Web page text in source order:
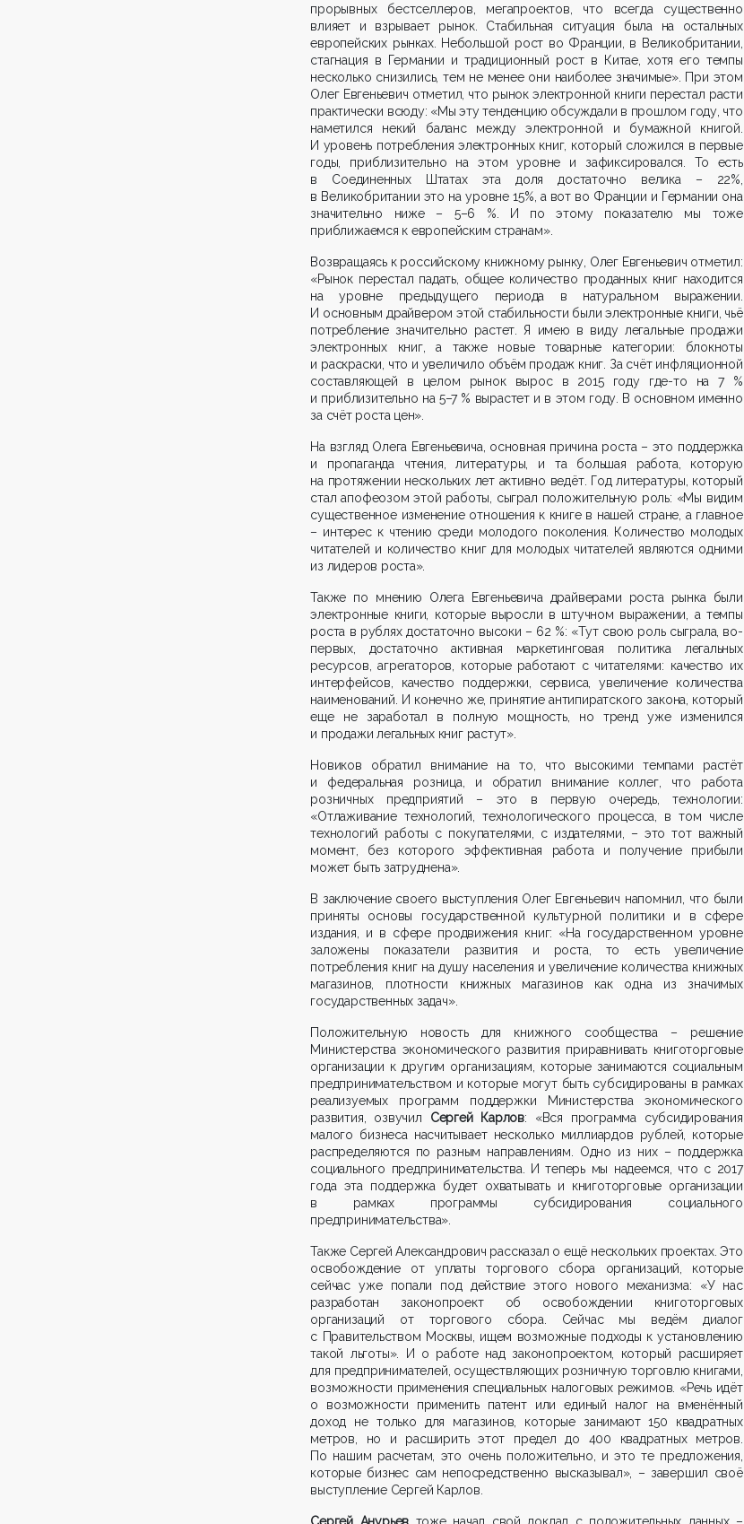
прорывных бестселлеров, мегапроектов, что всегда существенно
влияет и взрывает рынок. Стабильная ситуация была на остальных
европейских рынках. Небольшой рост во Франции, в Великобритании,
стагнация в Германии и традиционный рост в Китае, хотя его темпы
несколько снизились, тем не менее они наиболее значимые». При этом
Олег Евгеньевич отметил, что рынок электронной книги перестал расти
практически всюду: «Мы эту тенденцию обсуждали в прошлом году, что
наметился некий баланс между электронной и бумажной книгой.
И уровень потребления электронных книг, который сложился в первые
годы, приблизительно на этом уровне и зафиксировался. То есть
в Соединенных Штатах эта доля достаточно велика – 22%,
в Великобритании это на уровне 15%, а вот во Франции и Германии она
значительно ниже – 5–6 %. И по этому показателю мы тоже
приближаемся к европейским странам».
Возвращаясь к российскому книжному рынку, Олег Евгеньевич отметил:
«Рынок перестал падать, общее количество проданных книг находится
на уровне предыдущего периода в натуральном выражении.
И основным драйвером этой стабильности были электронные книги, чьё
потребление значительно растет. Я имею в виду легальные продажи
электронных книг, а также новые товарные категории: блокноты
и раскраски, что и увеличило объём продаж книг. За счёт инфляционной
составляющей в целом рынок вырос в 2015 году где-то на 7 %
и приблизительно на 5–7 % вырастет и в этом году. В основном именно
за счёт роста цен».
На взгляд Олега Евгеньевича, основная причина роста – это поддержка
и пропаганда чтения, литературы, и та большая работа, которую
на протяжении нескольких лет активно ведёт. Год литературы, который
стал апофеозом этой работы, сыграл положительную роль: «Мы видим
существенное изменение отношения к книге в нашей стране, а главное
– интерес к чтению среди молодого поколения. Количество молодых
читателей и количество книг для молодых читателей являются одними
из лидеров роста».
Также по мнению Олега Евгеньевича драйверами роста рынка были
электронные книги, которые выросли в штучном выражении, а темпы
роста в рублях достаточно высоки – 62 %: «Тут свою роль сыграла, во-
первых, достаточно активная маркетинговая политика легальных
ресурсов, агрегаторов, которые работают с читателями: качество их
интерфейсов, качество поддержки, сервиса, увеличение количества
наименований. И конечно же, принятие антипиратского закона, который
еще не заработал в полную мощность, но тренд уже изменился
и продажи легальных книг растут».
Новиков обратил внимание на то, что высокими темпами растёт
и федеральная розница, и обратил внимание коллег, что работа
розничных предприятий – это в первую очередь, технологии:
«Отлаживание технологий, технологического процесса, в том числе
технологий работы с покупателями, с издателями, – это тот важный
момент, без которого эффективная работа и получение прибыли
может быть затруднена».
В заключение своего выступления Олег Евгеньевич напомнил, что были
приняты основы государственной культурной политики и в сфере
издания, и в сфере продвижения книг: «На государственном уровне
заложены показатели развития и роста, то есть увеличение
потребления книг на душу населения и увеличение количества книжных
магазинов, плотности книжных магазинов как одна из значимых
государственных задач».
Положительную новость для книжного сообщества – решение
Министерства экономического развития приравнивать книготорговые
организации к другим организациям, которые занимаются социальным
предпринимательством и которые могут быть субсидированы в рамках
реализуемых программ поддержки Министерства экономического
развития, озвучил Сергей Карлов: «Вся программа субсидирования
малого бизнеса насчитывает несколько миллиардов рублей, которые
распределяются по разным направлениям. Одно из них – поддержка
социального предпринимательства. И теперь мы надеемся, что с 2017
года эта поддержка будет охватывать и книготорговые организации
в рамках программы субсидирования социального
предпринимательства».
Также Сергей Александрович рассказал о ещё нескольких проектах. Это
освобождение от уплаты торгового сбора организаций, которые
сейчас уже попали под действие этого нового механизма: «У нас
разработан законопроект об освобождении книготорговых
организаций от торгового сбора. Сейчас мы ведём диалог
с Правительством Москвы, ищем возможные подходы к установлению
такой льготы». И о работе над законопроектом, который расширяет
для предпринимателей, осуществляющих розничную торговлю книгами,
возможности применения специальных налоговых режимов. «Речь идёт
о возможности применить патент или единый налог на вменённый
доход не только для магазинов, которые занимают 150 квадратных
метров, но и расширить этот предел до 400 квадратных метров.
По нашим расчетам, это очень положительно, и это те предложения,
которые бизнес сам непосредственно высказывал», – завершил своё
выступление Сергей Карлов.
Сергей Анурьев тоже начал свой доклад с положительных данных –